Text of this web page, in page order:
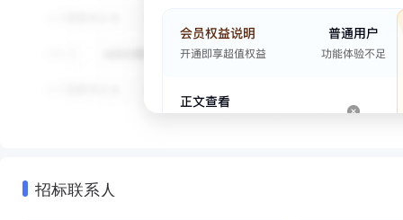
招标联系人